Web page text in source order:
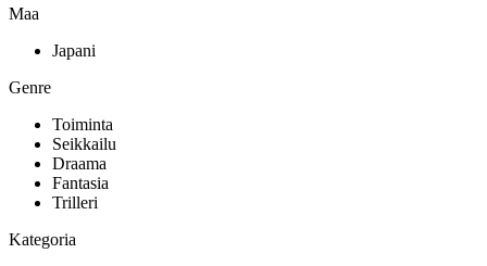
Maa
Japani
Genre
Toiminta
Seikkailu
Draama
Fantasia
Trilleri
Kategoria